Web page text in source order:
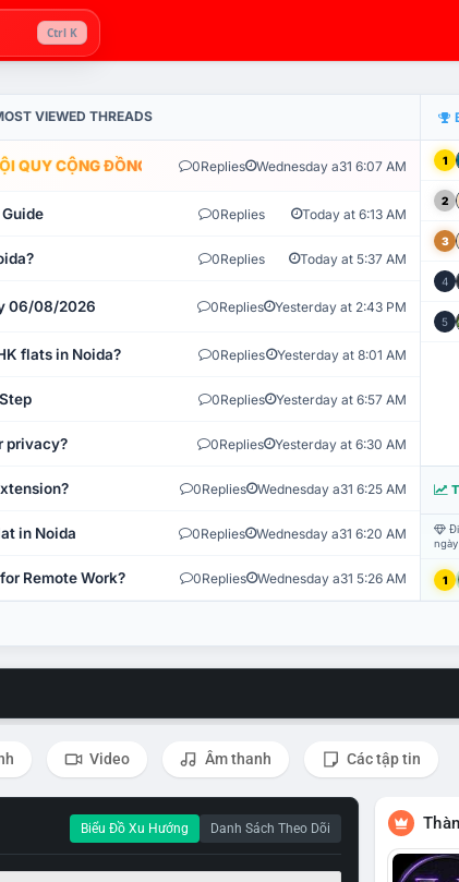
Ctrl K
VIEWED THREADS
QUY CỘNG ĐỒNG VLIKE.VN: HỆ THỐNG GIÁM SÁT TỰ
0Replies Wednesday a31 6:07 AM
0Replies Today at 6:13 AM
0Replies Today at 5:37 AM
06/08/2026 0Replies Yesterday at 2:43 PM
flats in Noida? 0Replies Yesterday at 8:01 AM
0Replies Yesterday at 6:57 AM
privacy? 0Replies Yesterday at 6:30 AM
0Replies Wednesday a31 6:25 AM
in Noida 0Replies Wednesday a31 6:20 AM
Remote Work? 0Replies Wednesday a31 5:26 AM
1
2
3
4
5
1
Video Âm thanh Các tập tin
Biểu Đồ Xu Hướng Danh Sách Theo Dõi